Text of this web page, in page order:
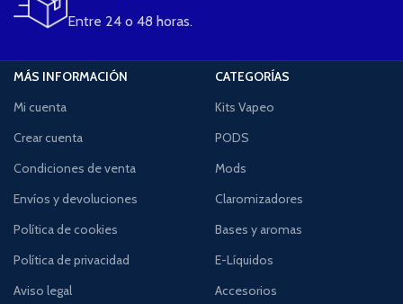
Entre 24 o 48 horas.
MÁS INFORMACIÓN
Mi cuenta
Crear cuenta
Condiciones de venta
Envíos y devoluciones
Política de cookies
Política de privacidad
Aviso legal
CATEGORÍAS
Kits Vapeo
PODS
Mods
Claromizadores
Bases y aromas
E-Líquidos
Accesorios